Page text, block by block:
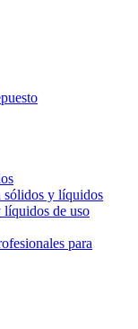
y líquidos
líquidos de uso
para